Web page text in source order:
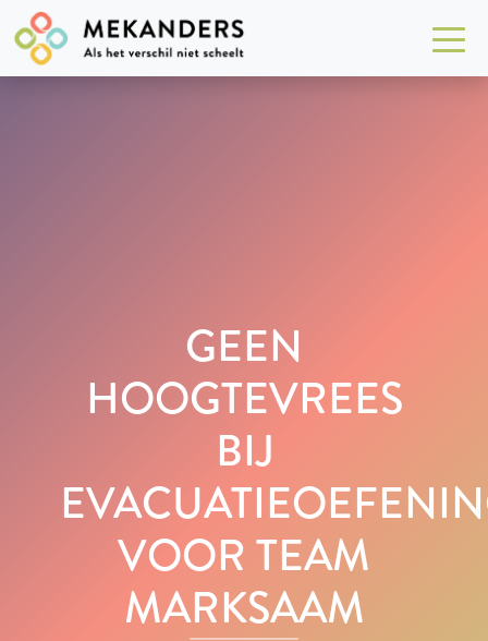
GEEN
HOOGTEVREES
BIJ
VOOR TEAM
MARKSAAM